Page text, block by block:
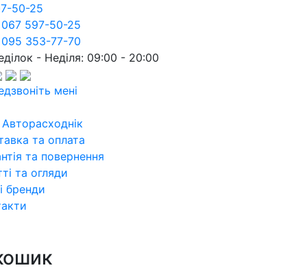
50-25
597-50-25
353-77-70
- Неділя: 09:00 - 20:00
мені
та оплата
та повернення
та огляди
бренди